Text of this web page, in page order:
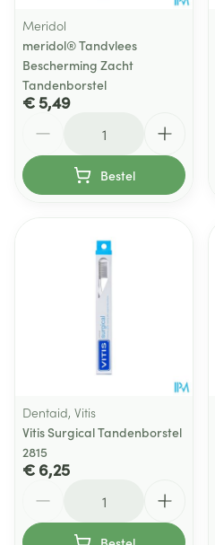
Meridol
meridol® Tandvlees
Bescherming Zacht
Tandenborstel
€ 5,49
Bestel
Dentaid, Vitis
Vitis Surgical Tandenborstel
2815
€ 6,25